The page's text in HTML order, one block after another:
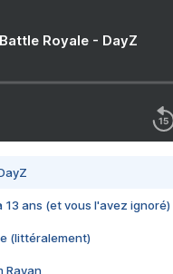
Royale - DayZ
13 ans (et vous l'avez ignoré)
(littéralement)
Rayan